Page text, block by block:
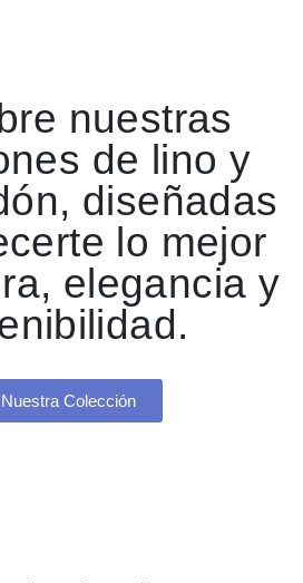
nuestras
de lino y
diseñadas
lo mejor
elegancia y
Colección